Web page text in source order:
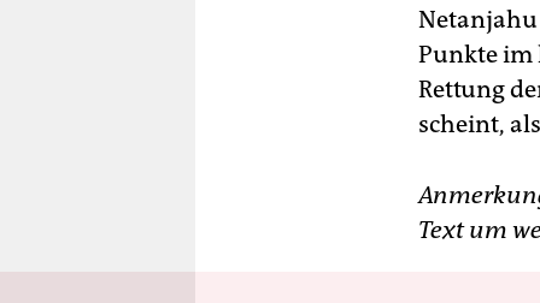
Netanjahu
Punkte im
Rettung
scheint,
Text um